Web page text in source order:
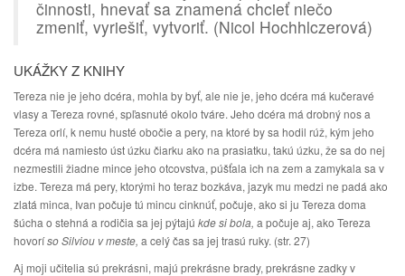
činnosti, hnevať sa znamená chcieť niečo
zmeniť, vyriešiť, vytvoriť. (Nicol Hochhlczerová)
UKÁŽKY Z KNIHY
Tereza nie je jeho dcéra, mohla by byť, ale nie je, jeho dcéra má kučeravé
vlasy a Tereza rovné, spľasnuté okolo tváre. Jeho dcéra má drobný nos a
Tereza orlí, k nemu husté obočie a pery, na ktoré by sa hodil rúž, kým jeho
dcéra má namiesto úst úzku čiarku ako na prasiatku, takú úzku, že sa do nej
nezmestili žiadne mince jeho otcovstva, púšťala ich na zem a zamykala sa v
izbe. Tereza má pery, ktorými ho teraz bozkáva, jazyk mu medzi ne padá ako
zlatá minca, Ivan počuje tú mincu cinknúť, počuje, ako si ju Tereza doma
šúcha o stehná a rodičia sa jej pýtajú kde si bola, a počuje aj, ako Tereza
hovoríso Silviou v meste, a celý čas sa jej trasú ruky. (str. 27)
Aj moji učitelia sú prekrásni, majú prekrásne brady, prekrásne zadky v